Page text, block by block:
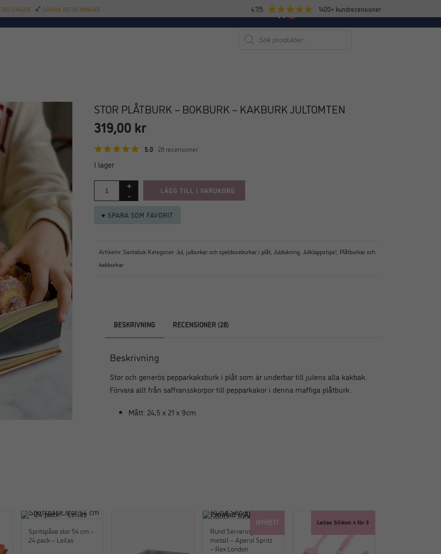
DAGAR SÄKRA BETALNINGAR 4.7/5 1400+ kundrecensioner
BAR DELIKATESSER NYHETER 0
Produktsökning
STOR PLÅTBURK – BOKBURK – KAKBURK JULTOMTEN
319,00 kr
5.0 28 recensioner
I lager
LÄGG TILL I VARUKORG
♥ SPARA SOM FAVORIT
Artikelnr: Santabok Kategorier: Jul julburkar och speldoseburkar i plåt Juldukning Julklappstips! Plåtburkar och
kakburkar
BESKRIVNING RECENSIONER (28)
Beskrivning
Stor och generös pepparkaksburk i plåt som är underbar till julens alla kakbak.
Förvara allt från saffransskorpor till pepparkakor i denna maffiga plåtburk.
Mått: 24,5 x 21 x 9cm
Spritspåse stor 54 cm –
24 pack – Leilas
NYHET!
Rund Serveringsbricka i
metall – Aperol Spritz
– Rex London
Leilas Silikon 4 för 3